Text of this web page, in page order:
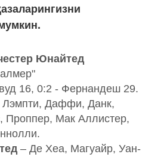
Юнайтед
16, 0:2 - Фернандеш 29.
Лэмпти, Даффи, Данк,
Проппер, Мак Аллистер,
– Де Хеа, Магуайр, Уан-